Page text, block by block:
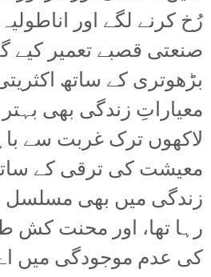
رُخ کرنے لگے اور
صنعتی قصبے تعمیر کیے
بڑھوتری کے ساتھ
معیاراتِ زندگی بھی
لاکھوں ترک غربت سے
معیشت کی ترقی کے
زندگی میں بھی مسلسل
رہا تھا، اور محنت کش
کی عدم موجودگی میں